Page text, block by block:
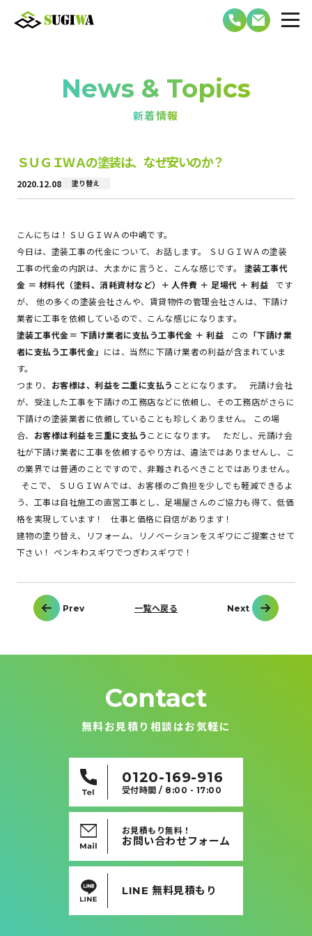
News & Topics
新着情報
ＳＵＧＩＷＡの塗装は、なぜ安いのか？
2020.12.08 塗り替え
こんにちは！ＳＵＧＩＷＡの中嶋です。
今日は、塗装工事の代金について、お話します。 ＳＵＧＩＷＡの塗装
工事の代金の内訳は、大まかに言うと、こんな感じです。 塗装工事代
金 ＝ 材料代（塗料、消耗資材など）＋ 人件費 ＋ 足場代 ＋ 利益 です
が、 他の多くの塗装会社さんや、賃貸物件の管理会社さんは、下請け
業者に工事を依頼しているので、こんな感じになります。
塗装工事代金＝ 下請け業者に支払う工事代金 ＋ 利益 この 「下請け業
者に支払う工事代金」 には、当然に下請け業者の利益が含まれていま
す。
つまり、 お客様は、利益を二重に支払う ことになります。 元請け会社
が、受注した工事を下請けの工務店などに依頼し、その工務店がさらに
下請けの塗装業者に依頼していることも珍しくありません。 この場
合、 お客様は利益を三重に支払う ことになります。 ただし、元請け会
社が下請け業者に工事を依頼するやり方は、違法ではありませんし、こ
の業界では普通のことですので、非難されるべきことではありません。
そこで、 ＳＵＧＩＷＡでは、お客様のご負担を少しでも軽減できるよ
う、工事は自社施工の直営工事とし、足場屋さんのご協力も得て、低価
格を実現しています！ 仕事と価格に自信があります！
建物の塗り替え、リフォーム、リノベーションをスギワにご提案させて
下さい！ ペンキわスギワでつぎわスギワで！
投
稿
ー
Prev Next
一覧へ戻る
Contact
無料お見積り相談はお気軽に
0120-169-916
受付時間 / 8:00 - 17:00
お見積もり無料！
お問い合わせフォーム
LINE 無料見積もり